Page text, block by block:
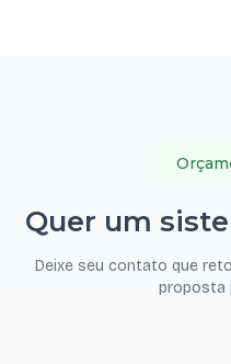
Quer um
Deixe seu contato que
proposta